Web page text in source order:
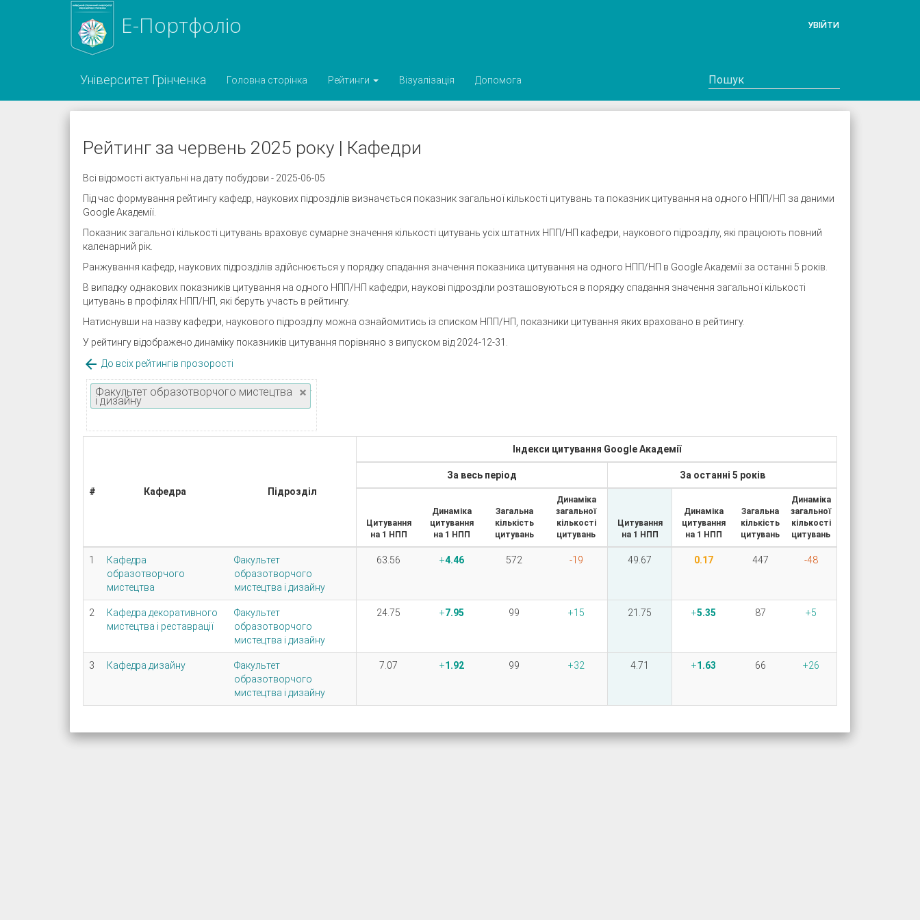
УВІЙТИ
Е-Портфоліо
Університет Грінченка Головна сторінка Рейтинги Візуалізація Допомога
Рейтинг за червень 2025 року | Кафедри
Всі відомості актуальні на дату побудови - 2025-06-05
Під час формування рейтингу кафедр, наукових підрозділів визначється показник загальної кількості цитувань та показник цитування на одного НПП/НП за даними
Google Академії.
Показник загальної кількості цитувань враховує сумарне значення кількості цитувань усіх штатних НПП/НП кафедри, наукового підрозділу, які працюють повний
каленарний рік.
Ранжування кафедр, наукових підрозділів здійснюється у порядку спадання значення показника цитування на одного НПП/НП в Google Академії за останні 5 років.
В випадку однакових показників цитування на одного НПП/НП кафедри, наукові підрозділи розташовуються в порядку спадання значення загальної кількості
цитувань в профілях НПП/НП, які беруть участь в рейтингу.
Натиснувши на назву кафедри, наукового підрозділу можна ознайомитись із списком НПП/НП, показники цитування яких враховано в рейтингу.
У рейтингу відображено динаміку показників цитування порівняно з випуском від 2024-12-31.
 До всіх рейтингів прозорості
Факультет образотворчого мистецтва
і дизайну
# Кафедра Підрозділ
Індекси цитування Google Академії
За весь період За останні 5 років
Цитування
на 1 НПП
Динаміка
цитування
на 1 НПП
Загальна
кількість
цитувань
Динаміка
загальної
кількості
цитувань
Цитування
на 1 НПП
Динаміка
цитування
на 1 НПП
Загальна
кількість
цитувань
Динаміка
загальної
кількості
цитувань
1
Кафедра
образотворчого
мистецтва
Факультет
образотворчого
мистецтва і дизайну
63.56 4.46 572 -19 49.67 0.17 447 -48
2
Кафедра декоративного
мистецтва і реставрації
Факультет
образотворчого
мистецтва і дизайну
24.75 7.95 99 15 21.75 5.35 87 5
3 Кафедра дизайну
Факультет
образотворчого
мистецтва і дизайну
7.07 1.92 99 32 4.71 1.63 66 26